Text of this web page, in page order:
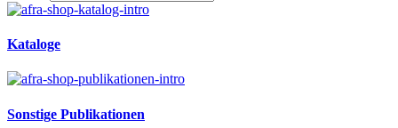
Kataloge
Sonstige Publikationen